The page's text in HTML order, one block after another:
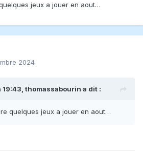
jeux a jouer en aout…
2024
19:43, thomassabourin a dit :
quelques jeux a jouer en aout…